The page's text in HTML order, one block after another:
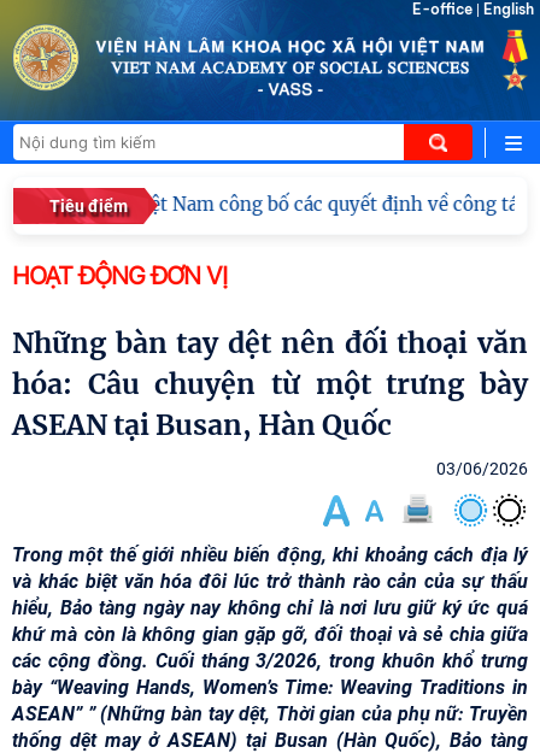
E-office English
Tiêu điểm
học xã hội Việt Nam công bố các quyết định về công tác cán
HOẠT ĐỘNG ĐƠN VỊ
Những bàn tay dệt nên đối thoại văn
hóa: Câu chuyện từ một trưng bày
ASEAN tại Busan, Hàn Quốc
03/06/2026
Trong một thế giới nhiều biến động, khi khoảng cách địa lý
và khác biệt văn hóa đôi lúc trở thành rào cản của sự thấu
hiểu, Bảo tàng ngày nay không chỉ là nơi lưu giữ ký ức quá
khứ mà còn là không gian gặp gỡ, đối thoại và sẻ chia giữa
các cộng đồng. Cuối tháng 3/2026, trong khuôn khổ trưng
bày “Weaving Hands, Women’s Time: Weaving Traditions in
ASEAN” ” (Những bàn tay dệt, Thời gian của phụ nữ: Truyền
thống dệt may ở ASEAN) tại Busan (Hàn Quốc), Bảo tàng